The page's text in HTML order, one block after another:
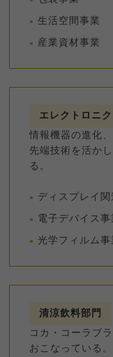
生活空間事業
産業資材事業
エレクトロニ
情報機器の進化
先端技術を活か
る。
ディスプレイ関
電子デバイス事
光学フィルム事
清涼飲料部門
コカ・コーラブ
おこなっている